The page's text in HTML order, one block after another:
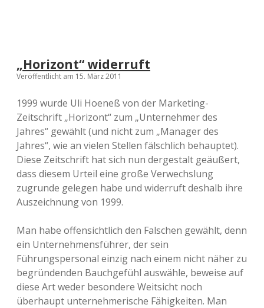
„Horizont“ widerruft
Veröffentlicht am 15. März 2011
1999 wurde Uli Hoeneß von der Marketing-
Zeitschrift „Horizont“ zum „Unternehmer des
Jahres“ gewählt (und nicht zum „Manager des
Jahres“, wie an vielen Stellen fälschlich behauptet).
Diese Zeitschrift hat sich nun dergestalt geäußert,
dass diesem Urteil eine große Verwechslung
zugrunde gelegen habe und widerruft deshalb ihre
Auszeichnung von 1999.
Man habe offensichtlich den Falschen gewählt, denn
ein Unternehmensführer, der sein
Führungspersonal einzig nach einem nicht näher zu
begründenden Bauchgefühl auswähle, beweise auf
diese Art weder besondere Weitsicht noch
überhaupt unternehmerische Fähigkeiten. Man